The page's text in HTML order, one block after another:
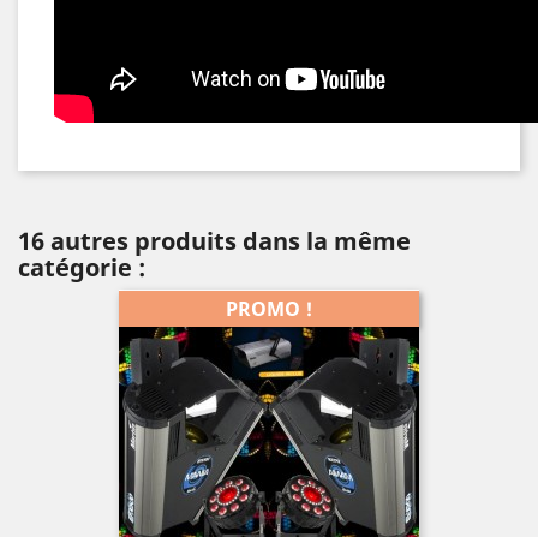
16 autres produits dans la même
catégorie :
PROMO !